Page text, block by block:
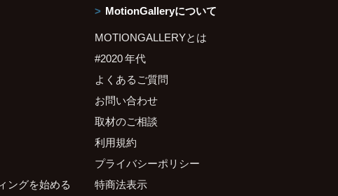
ングを始める
MotionGalleryについて
MOTIONGALLERYとは
#2020 年代
よくあるご質問
お問い合わせ
取材のご相談
利用規約
プライバシーポリシー
特商法表示